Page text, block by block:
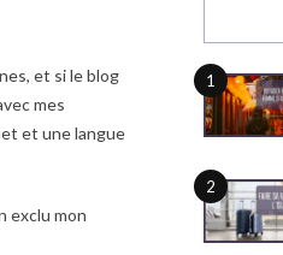
et si le blog
mes
et une langue
exclu mon
1
2